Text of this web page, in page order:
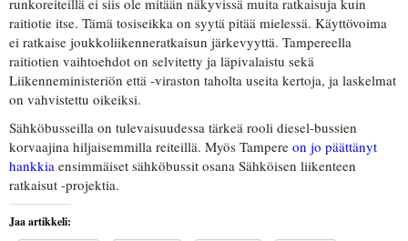
runkoreiteillä ei siis ole mitään näkyvissä muita ratkaisuja kuin
raitiotie itse. Tämä tosiseikka on syytä pitää mielessä. Käyttövoima
ei ratkaise joukkoliikenneratkaisun järkevyyttä. Tampereella
raitiotien vaihtoehdot on selvitetty ja läpivalaistu sekä
Liikenneministeriön että -viraston taholta useita kertoja, ja laskelmat
on vahvistettu oikeiksi.
Sähköbusseilla on tulevaisuudessa tärkeä rooli diesel-bussien
korvaajina hiljaisemmilla reiteillä. Myös Tampere on jo päättänyt
hankkia ensimmäiset sähköbussit osana Sähköisen liikenteen
ratkaisut -projektia.
Jaa artikkeli: